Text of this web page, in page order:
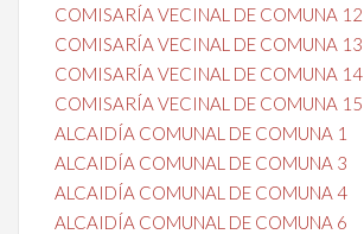
COMISARÍA VECINAL DE COMUNA 12
COMISARÍA VECINAL DE COMUNA 13
COMISARÍA VECINAL DE COMUNA 14
COMISARÍA VECINAL DE COMUNA 15
ALCAIDÍA COMUNAL DE COMUNA 1
ALCAIDÍA COMUNAL DE COMUNA 3
ALCAIDÍA COMUNAL DE COMUNA 4
ALCAIDÍA COMUNAL DE COMUNA 6